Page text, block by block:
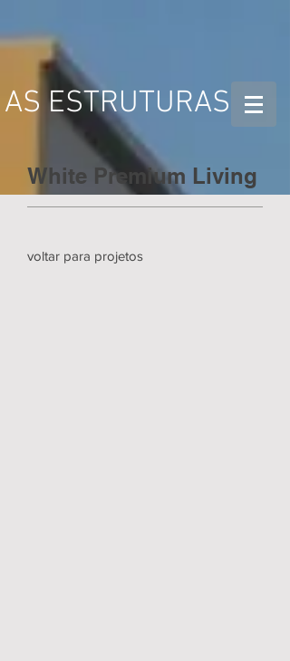
AS ESTRUTURAS
White Premium Living
voltar para projetos